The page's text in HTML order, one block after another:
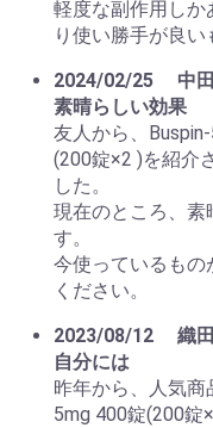
軽度な副作用しか
り使い勝手が良い
2024/02/25
中
素晴らしい効果
友人から、
(200錠×2 )を紹介
した。
現在のところ、素
す。
今使っているもの
ください。
2023/08/12
織
自分には
昨年から、人気商
5mg 400錠(200錠